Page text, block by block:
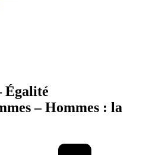
Égalité
– Hommes : la